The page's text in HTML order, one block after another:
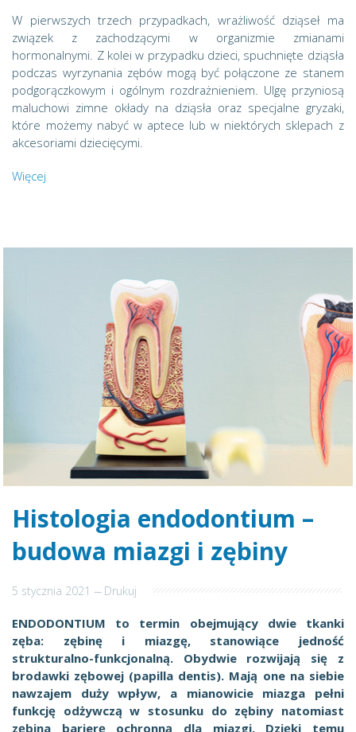
W pierwszych trzech przypadkach, wrażliwość dziąseł ma
związek z zachodzącymi w organizmie zmianami
hormonalnymi. Z kolei w przypadku dzieci, spuchnięte dziąsła
podczas wyrzynania zębów mogą być połączone ze stanem
podgorączkowym i ogólnym rozdrażnieniem. Ulgę przyniosą
maluchowi zimne okłady na dziąsła oraz specjalne gryzaki,
które możemy nabyć w aptece lub w niektórych sklepach z
akcesoriami dziecięcymi.
Więcej
Histologia endodontium –
budowa miazgi i zębiny
5 stycznia 2021--- Drukuj
ENDODONTIUM to termin obejmujący dwie tkanki
zęba: zębinę i miazgę, stanowiące jedność
strukturalno-funkcjonalną. Obydwie rozwijają się z
brodawki zębowej (papilla dentis). Mają one na siebie
nawzajem duży wpływ, a mianowicie miazga pełni
funkcję odżywczą w stosunku do zębiny natomiast
zębina barierę ochronną dla miazgi. Dzięki temu